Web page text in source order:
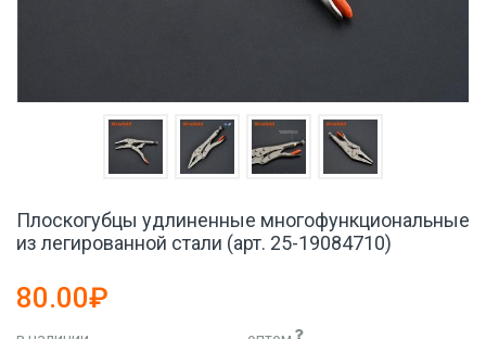
Плоскогубцы удлиненные многофункциональные
из легированной стали (арт. 25-19084710)
80.00₽